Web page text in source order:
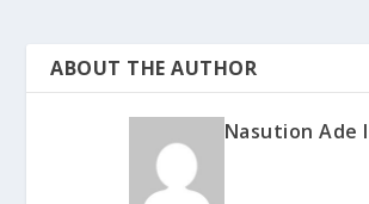
ABOUT THE AUTHOR
Nasution Ade